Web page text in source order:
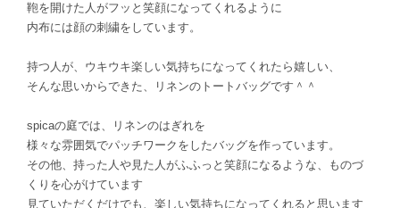
鞄を開けた人がフッと笑顔になってくれるように
内布には顔の刺繍をしています。
持つ人が、ウキウキ楽しい気持ちになってくれたら嬉しい、
そんな思いからできた、リネンのトートバッグです＾＾
spicaの庭では、リネンのはぎれを
様々な雰囲気でパッチワークをしたバッグを作っています。
その他、持った人や見た人がふふっと笑顔になるような、ものづ
くりを心がけています
見ていただくだけでも、楽しい気持ちになってくれると思います